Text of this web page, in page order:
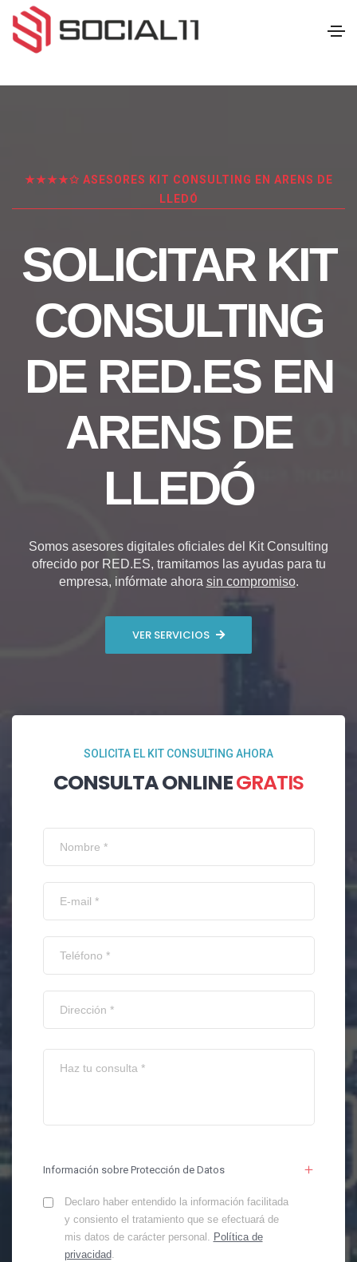
★★★★✩ ASESORES KIT CONSULTING EN ARENS DE
LLEDÓ
SOLICITAR KIT
CONSULTING
DE RED.ES EN
ARENS DE
LLEDÓ
Somos asesores digitales oficiales del Kit Consulting
ofrecido por RED.ES, tramitamos las ayudas para tu
empresa, infórmate ahora sin compromiso.
VER SERVICIOS
SOLICITA EL KIT CONSULTING AHORA
CONSULTA ONLINEGRATIS
Información sobre Protección de Datos
Declaro haber entendido la información facilitada
y consiento el tratamiento que se efectuará de
mis datos de carácter personal. Política de
privacidad.